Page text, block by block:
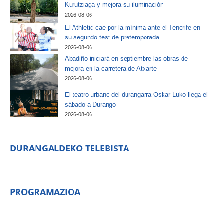
Kurutziaga y mejora su iluminación
2026-08-06
El Athletic cae por la mínima ante el Tenerife en
su segundo test de pretemporada
2026-08-06
Abadiño iniciará en septiembre las obras de
mejora en la carretera de Atxarte
2026-08-06
El teatro urbano del durangarra Oskar Luko llega el
sábado a Durango
2026-08-06
DURANGALDEKO TELEBISTA
PROGRAMAZIOA